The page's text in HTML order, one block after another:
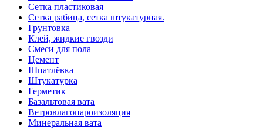
Сетка пластиковая
Сетка рабица, сетка штукатурная.
Грунтовка
Клей, жидкие гвозди
Смеси для пола
Цемент
Шпатлёвка
Штукатурка
Герметик
Базальтовая вата
Ветровлагопароизоляция
Минеральная вата